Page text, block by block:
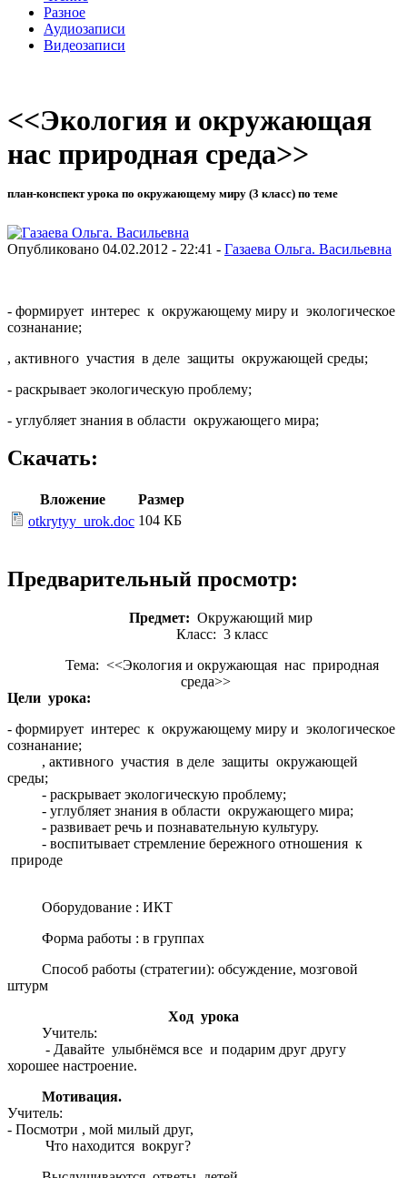
Разное
Аудиозаписи
Видеозаписи
<<Экология и окружающая
нас природная среда>>
план-конспект урока по окружающему миру (3 класс) по теме
Опубликовано 04.02.2012 - 22:41 - Газаева Ольга. Васильевна
- формирует интерес к окружающему миру и экологическое
сознанание;
, активного участия в деле защиты окружающей среды;
- раскрывает экологическую проблему;
- углубляет знания в области окружающего мира;
Скачать:
Вложение
Размер
otkrytyy_urok.doc 104 КБ
Предварительный просмотр:
Предмет: Окружающий мир
Класс: 3 класс
Тема: <<Экология и окружающая нас природная
среда>>
Цели урока:
- формирует интерес к окружающему миру и экологическое
сознанание;
, активного участия в деле защиты окружающей
среды;
- раскрывает экологическую проблему;
- углубляет знания в области окружающего мира;
- развивает речь и познавательную культуру.
- воспитывает стремление бережного отношения к
природе
Оборудование : ИКТ
Форма работы : в группах
Способ работы (стратегии): обсуждение, мозговой
штурм
Ход урока
Учитель:
- Давайте улыбнёмся все и подарим друг другу
хорошее настроение.
Мотивация.
Учитель:
- Посмотри , мой милый друг,
Что находится вокруг?